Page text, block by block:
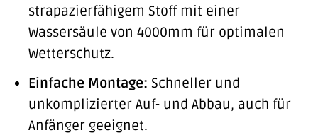
strapazierfähigem Stoff mit einer
Wassersäule von 4000mm für optimalen
Wetterschutz.
Einfache Montage: Schneller und
unkomplizierter Auf- und Abbau, auch für
Anfänger geeignet.